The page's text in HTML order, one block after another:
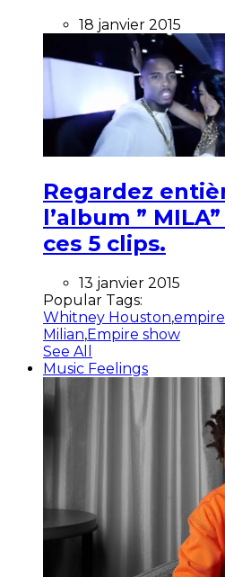
18 janvier 2015
Regardez
l’album ”
ces 5 clips.
13 janvier 2015
Popular Tags:
Whitney Houston,empire
Milian,Empire show
See All
Music Feelings